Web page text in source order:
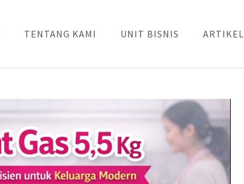
TENTANG KAMI UNIT BISNIS ARTIKEL